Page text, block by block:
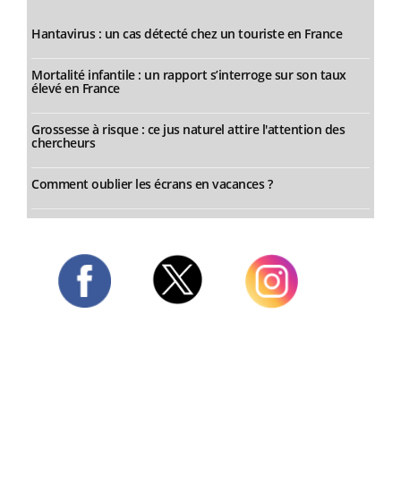
Hantavirus : un cas détecté chez un touriste en France
Mortalité infantile : un rapport s’interroge sur son taux
élevé en France
Grossesse à risque : ce jus naturel attire l'attention des
chercheurs
Comment oublier les écrans en vacances ?